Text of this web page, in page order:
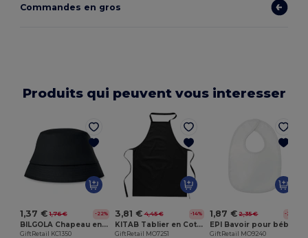
Commandes en gros
Produits qui peuvent vous interesser
1,37 € 1,76 € -22%
BILGOLA Chapeau en coton 160 gr/m²
GiftRetail KC1350
3,81 € 4,45 € -14%
KITAB Tablier en Coton Polyvalent pour Cuisine et Jardinage
GiftRetail MO7251
1,87 € 2,35 € -20%
EPI Bavoir pour bébé
GiftRetail MO9240